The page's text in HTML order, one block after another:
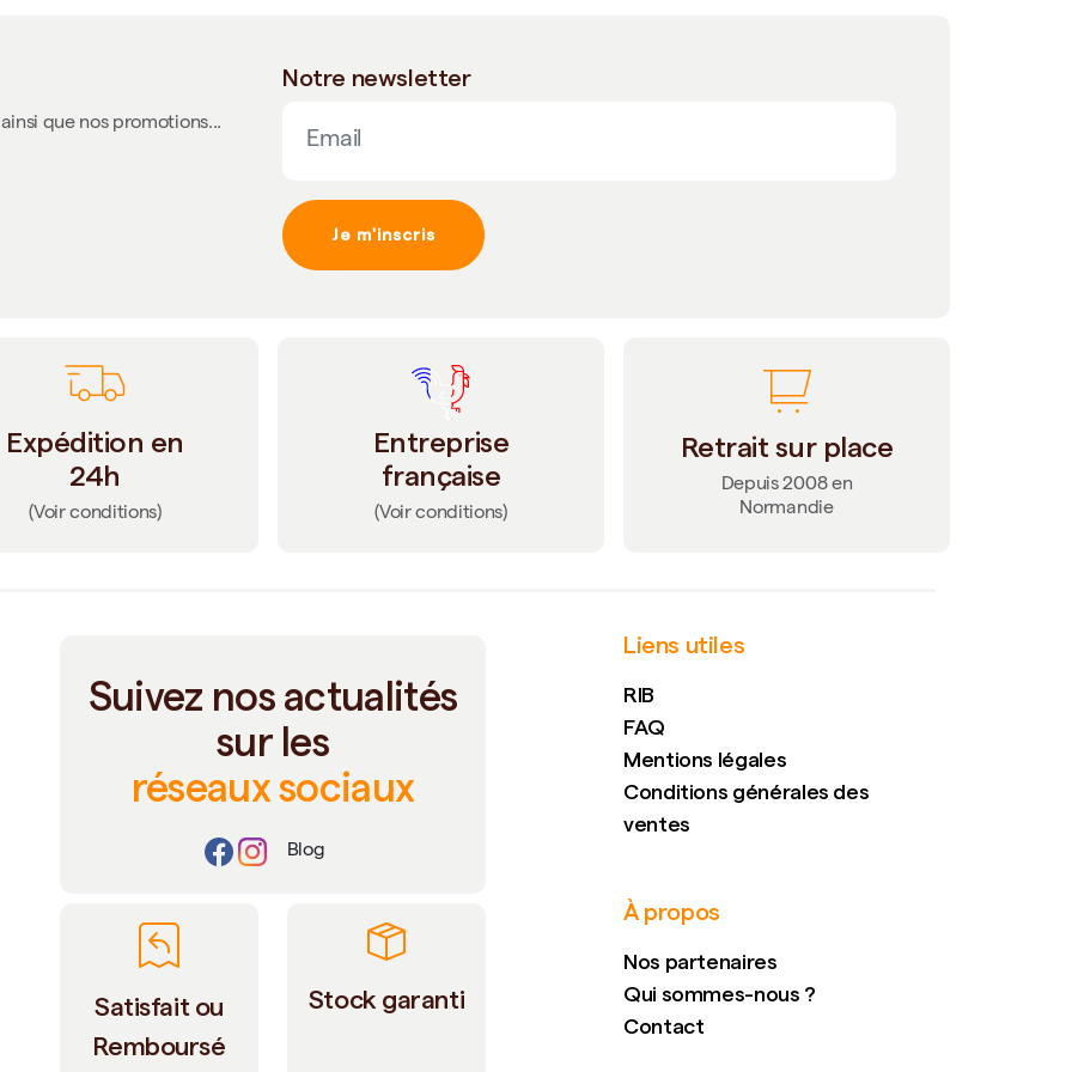
que nos promotions...
Notre newsletter
Je m'inscris
Expédition en
24h
(Voir conditions)
Entreprise
française
(Voir conditions)
Retrait sur place
Depuis 2008 en
Normandie
Suivez nos actualités
sur les
réseaux sociaux
Blog
Satisfait ou
Remboursé
Stock garanti
Liens utiles
RIB
FAQ
Mentions légales
Conditions générales des
ventes
À propos
Nos partenaires
Qui sommes-nous ?
Contact